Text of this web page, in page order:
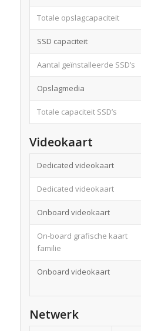
Totale opslagcapaciteit
SSD capaciteit
Aantal geïnstalleerde SSD’s
Opslagmedia
Totale capaciteit SSD’s
Videokaart
Dedicated videokaart
Dedicated videokaart
Onboard videokaart
On-board grafische kaart
familie
Onboard videokaart
Netwerk